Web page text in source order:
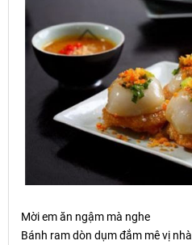
Mời em ăn ngậm mà nghe
Bánh ram dòn dụm đắm mê vị nhà